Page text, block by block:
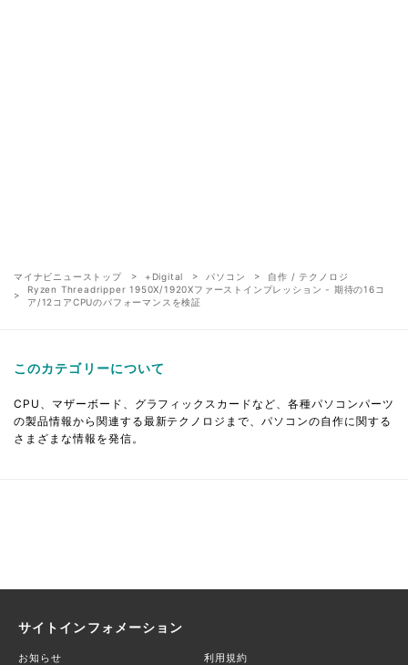
マイナビニューストップ +Digital パソコン
自作 / テクノロジ
Ryzen Threadripper 1950X/1920Xファーストインプレッション - 期待の16コ
ア/12コアCPUのパフォーマンスを検証
このカテゴリーについて
CPU、マザーボード、グラフィックスカードなど、各種パソコンパーツ
の製品情報から関連する最新テクノロジまで、パソコンの自作に関する
さまざまな情報を発信。
サイトインフォメーション
お知らせ 利用規約